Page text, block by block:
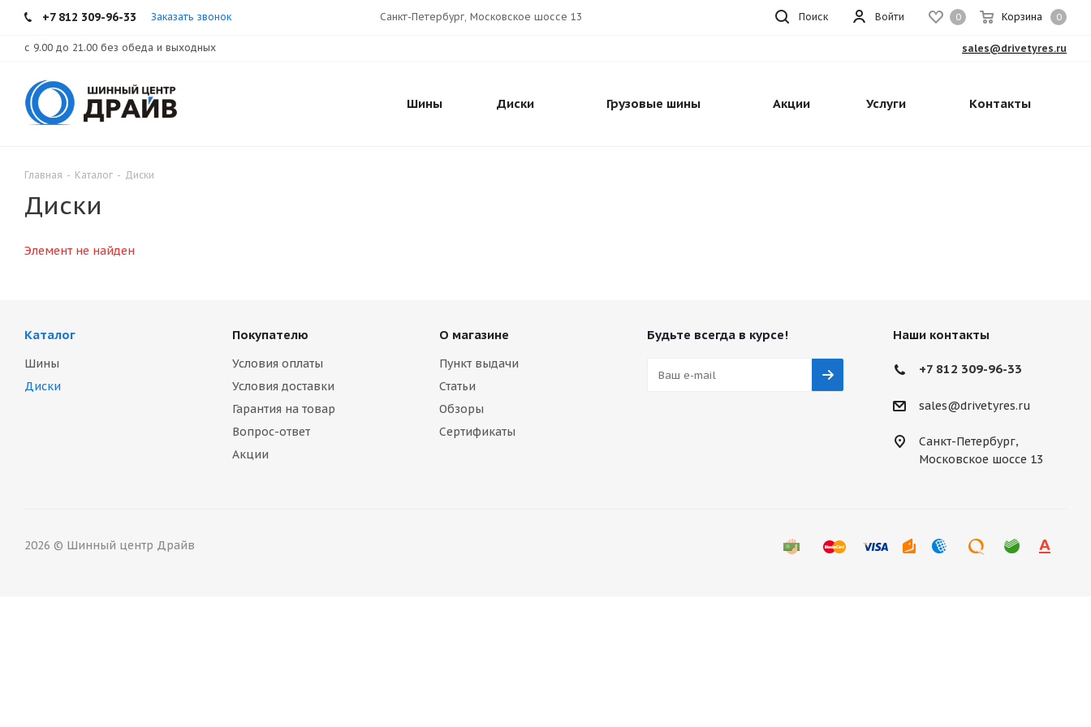
+7 812 309-96-33 Заказать звонок 0 Корзина 0
Войти
Санкт-Петербург, Московское шоссе 13 Поиск
с 9.00 до 21.00 без обеда и выходных sales@drivetyres.ru
Шины Диски Грузовые шины Акции Услуги Контакты
Главная - Каталог - Диски
Диски
Элемент не найден
Каталог
Шины
Диски
Покупателю
Условия оплаты
Условия доставки
Гарантия на товар
Вопрос-ответ
Акции
О магазине
Пункт выдачи
Статьи
Обзоры
Сертификаты
Будьте всегда в курсе! Наши контакты
+7 812 309-96-33
sales@drivetyres.ru
Санкт-Петербург,
Московское шоссе 13
2026 © Шинный центр Драйв